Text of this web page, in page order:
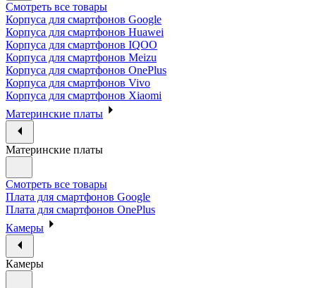
Смотреть все товары
Корпуса для смартфонов Google
Корпуса для смартфонов Huawei
Корпуса для смартфонов IQOO
Корпуса для смартфонов Meizu
Корпуса для смартфонов OnePlus
Корпуса для смартфонов Vivo
Корпуса для смартфонов Xiaomi
Материнские платы
Материнские платы
Смотреть все товары
Плата для смартфонов Google
Плата для смартфонов OnePlus
Камеры
Камеры